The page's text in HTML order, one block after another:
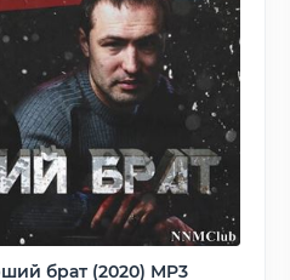
брат (2020) MP3